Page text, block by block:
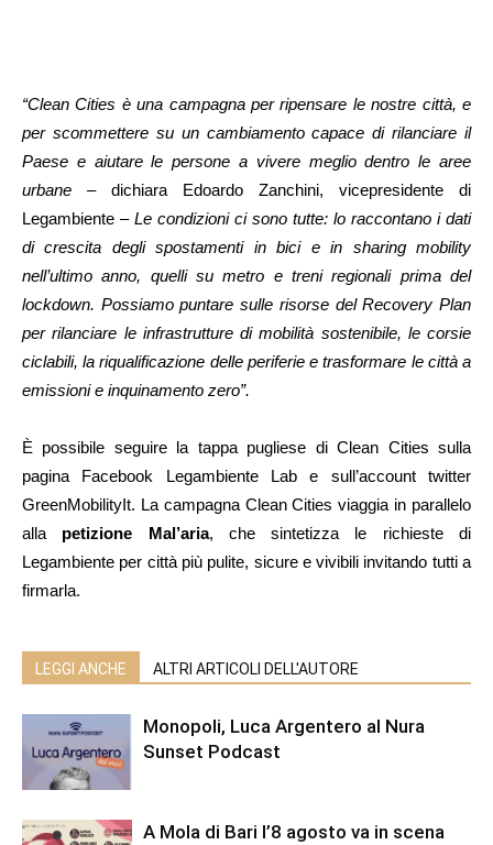
“Clean Cities è una campagna per ripensare le nostre città, e
per scommettere su un cambiamento capace di rilanciare il
Paese e aiutare le persone a vivere meglio dentro le aree
urbane – dichiara Edoardo Zanchini, vicepresidente di
Legambiente –Le condizioni ci sono tutte: lo raccontano i dati
di crescita degli spostamenti in bici e in sharing mobility
nell’ultimo anno, quelli su metro e treni regionali prima del
lockdown. Possiamo puntare sulle risorse del Recovery Plan
per rilanciare le infrastrutture di mobilità sostenibile, le corsie
ciclabili, la riqualificazione delle periferie e trasformare le città a
emissioni e inquinamento zero”.
È possibile seguire la tappa pugliese di Clean Cities sulla
pagina Facebook Legambiente Lab e sull’account twitter
GreenMobilityIt. La campagna Clean Cities viaggia in parallelo
alla petizione Mal’aria, che sintetizza le richieste di
Legambiente per città più pulite, sicure e vivibili invitando tutti a
firmarla.
LEGGI ANCHE ALTRI ARTICOLI DELL'AUTORE
Monopoli, Luca Argentero al Nura
Sunset Podcast
A Mola di Bari l’8 agosto va in scena